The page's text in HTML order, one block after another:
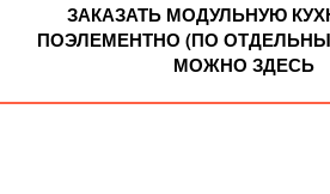
ЗАКАЗАТЬ МОДУЛЬНУЮ
ПОЭЛЕМЕНТНО (ПО
МОЖНО ЗДЕСЬ